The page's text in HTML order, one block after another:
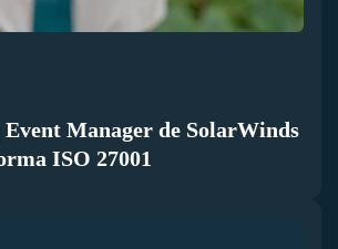
Manager de SolarWinds
ISO 27001